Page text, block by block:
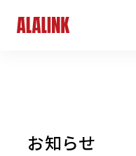
お知らせ